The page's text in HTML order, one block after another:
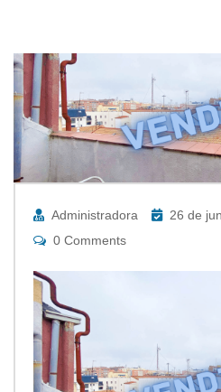
Administradora
26 de
0 Comments